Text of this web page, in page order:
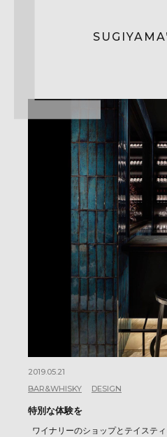
2019.05.21
BAR&WHISKY
DESIGN
特別な体験を
ワイナリーのショップとテイステ